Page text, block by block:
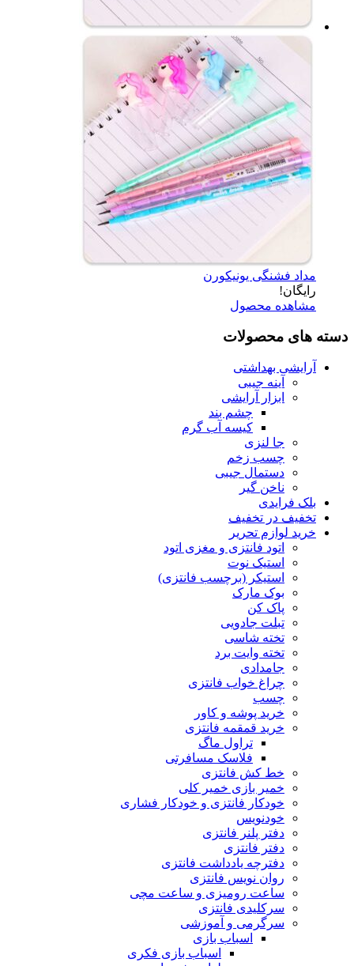
مداد فشنگی یونیکورن
رایگان!
مشاهده محصول
دسته های محصولات
آرایشی بهداشتی
آینه جیبی
ابزار آرایشی
چشم بند
کیسه آب گرم
جا لنزی
چسب زخم
دستمال جیبی
ناخن گیر
بلک فرایدی
تخفیف در تخفیف
خرید لوازم تحریر
اتود فانتزی و مغزی اتود
استیک نوت
استیکر (برچسب فانتزی)
بوک مارک
پاک کن
تبلت جادویی
تخته شاسی
تخته وایت برد
جامدادی
چراغ خواب فانتزی
چسب
خرید پوشه و کاور
خرید قمقمه فانتزی
تراول ماگ
فلاسک مسافرتی
خط کش فانتزی
خمیر بازی خمیر کلی
خودکار فانتزی و خودکار فشاری
خودنویس
دفتر پلنر فانتزی
دفتر فانتزی
دفترچه یادداشت فانتزی
روان نویس فانتزی
ساعت رومیزی و ساعت مچی
سرکلیدی فانتزی
سرگرمی و آموزشی
اسباب بازی
اسباب بازی فکری